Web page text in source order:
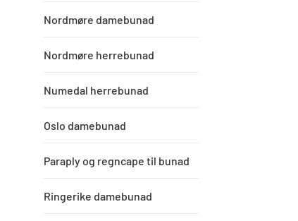
Nordmøre damebunad
Nordmøre herrebunad
Numedal herrebunad
Oslo damebunad
Paraply og regncape til bunad
Ringerike damebunad